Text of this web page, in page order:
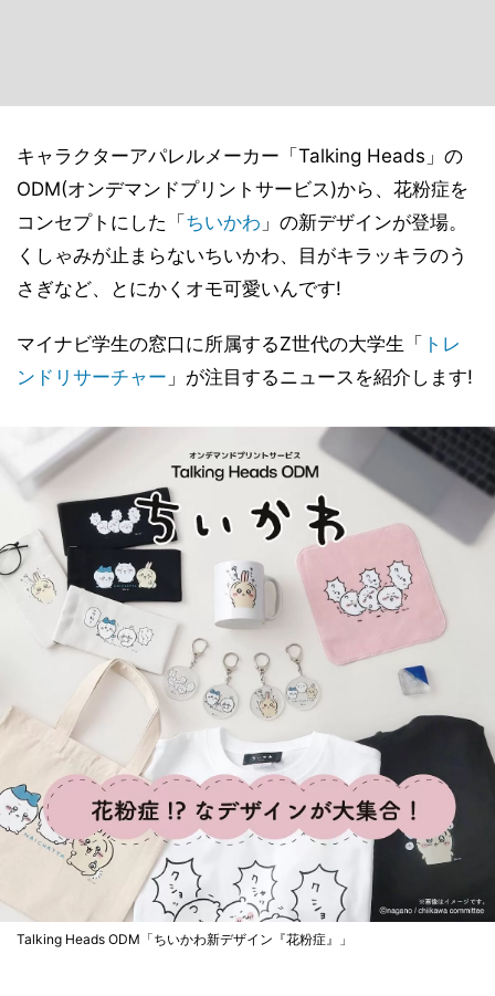
キャラクターアパレルメーカー「Talking Heads」の
ODM(オンデマンドプリントサービス)から、花粉症を
コンセプトにした「 ちいかわ 」の新デザインが登場。
くしゃみが止まらないちいかわ、目がキラッキラのう
さぎなど、とにかくオモ可愛いんです!
マイナビ学生の窓口に所属するZ世代の大学生「 トレ
ンドリサーチャー 」が注目するニュースを紹介します!
Talking Heads ODM「ちいかわ新デザイン『花粉症』」